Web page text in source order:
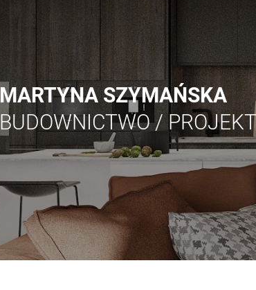
MARTYNA SZYMAŃSKA
BUDOWNICTWO /